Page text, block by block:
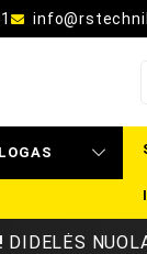
DIDELĖS